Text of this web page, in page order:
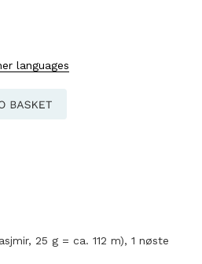
languages
25 g = ca. 112 m), 1 nøste